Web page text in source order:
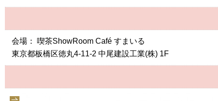
会場： 喫茶ShowRoom Café すまいる
東京都板橋区徳丸4-11-2 中尾建設工業(株) 1F